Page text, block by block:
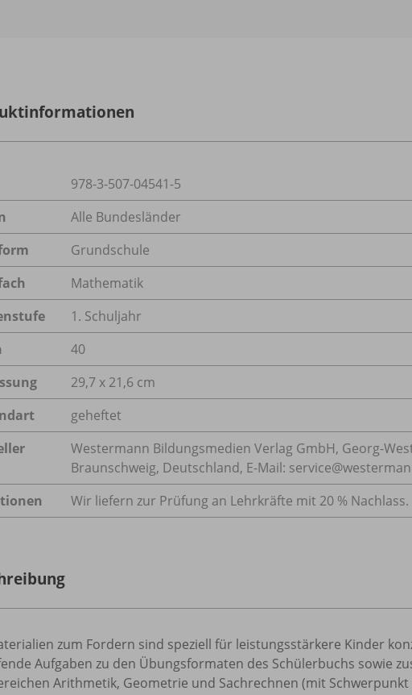
978-3-507-04541-5
Alle Bundesländer
Grundschule
Mathematik
1. Schuljahr
40
29,7 x 21,6 cm
geheftet
Westermann Bildungsmedien Verlag GmbH, Georg-
Braunschweig, Deutschland, E-Mail:
Wir liefern zur Prüfung an Lehrkräfte mit 20 % Nachlass.
zum Fordern sind speziell für leistungsstärkere Kinder
Aufgaben zu den Übungsformaten des Schülerbuchs sowie
Arithmetik, Geometrie und Sachrechnen (mit